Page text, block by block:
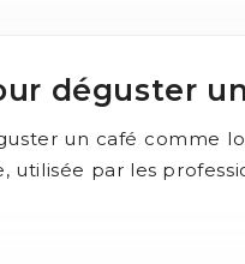
déguster
un café comme
utilisée par les